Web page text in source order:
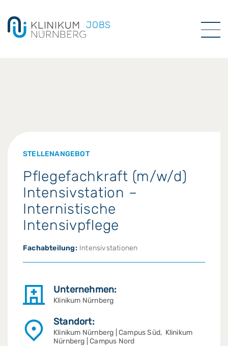
JOBS
STELLENANGEBOT
Pflegefachkraft (m/w/d)
Intensivstation –
Internistische
Intensivpflege
Fachabteilung:Intensivstationen
Unternehmen:
Klinikum Nürnberg
Standort:
Klinikum Nürnberg | Campus Süd, Klinikum
Nürnberg | Campus Nord